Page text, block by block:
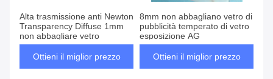
Alta trasmissione anti Newton
Transparency Diffuse 1mm
non abbagliare vetro
Ottieni il miglior prezzo
8mm non abbagliano vetro di
pubblicità temperato di vetro
esposizione AG
Ottieni il miglior prezzo